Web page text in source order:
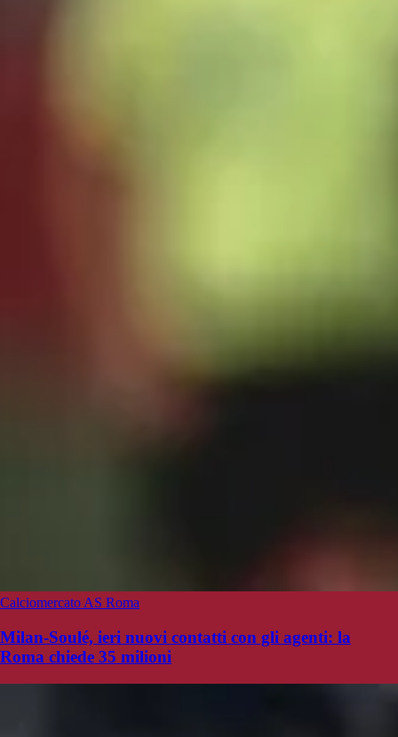
Calciomercato AS Roma
Milan-Soulé, ieri nuovi contatti con gli agenti: la
Roma chiede 35 milioni